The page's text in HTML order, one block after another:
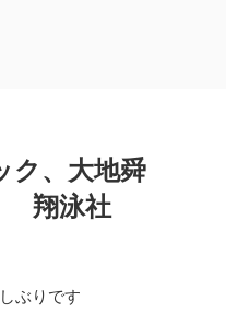
ク、大地舜
翔泳社
ぶりです